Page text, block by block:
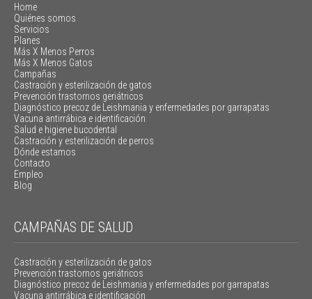
Home
Quiénes somos
Servicios
Planes
Más X Menos Perros
Más X Menos Gatos
Campañas
Castración y esterilización de gatos
Prevención trastornos geriátricos
Diagnóstico precoz de Leishmania y enfermedades por garrapatas
Vacuna antirrábica e identificación
Salud e higiene bucodental
Castración y esterilización de perros
Dónde estamos
Contacto
Empleo
Blog
CAMPAÑAS DE SALUD
Castración y esterilización de gatos
Prevención trastornos geriátricos
Diagnóstico precoz de Leishmania y enfermedades por garrapatas
Vacuna antirrábica e identificación